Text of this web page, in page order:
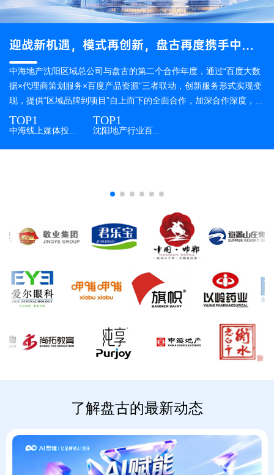
迎战新机遇，模式再创新，盘古再度携手中海地产全面提升影响力！
中海地产沈阳区域总公司与盘古的第二个合作年度，通过“百度大数
据×代理商策划服务×百度产品资源”三者联动，创新服务形式实现变
现，提供“区域品牌到项目”自上而下的全面合作，加深合作深度，提
升消费业绩，实现年度百度合作金额翻倍，成为全媒体之首。
TOP1 TOP1
沈阳地产行业百度投放
了解盘古的最新动态
AI赋能 智赢全域 | 盘古开物AI智推城市大会石家庄站成功举